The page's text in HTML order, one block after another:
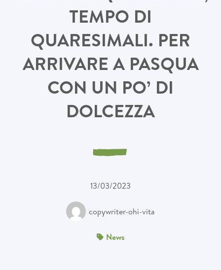
TEMPO DI
QUARESIMALI. PER
ARRIVARE A PASQUA
CON UN PO’ DI
DOLCEZZA
13/03/2023
copywriter-ohi-vita
News